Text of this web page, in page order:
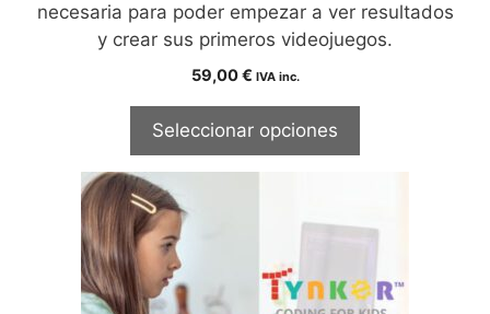
necesaria para poder empezar a ver resultados
y crear sus primeros videojuegos.
59,00€ IVA inc.
Seleccionar opciones